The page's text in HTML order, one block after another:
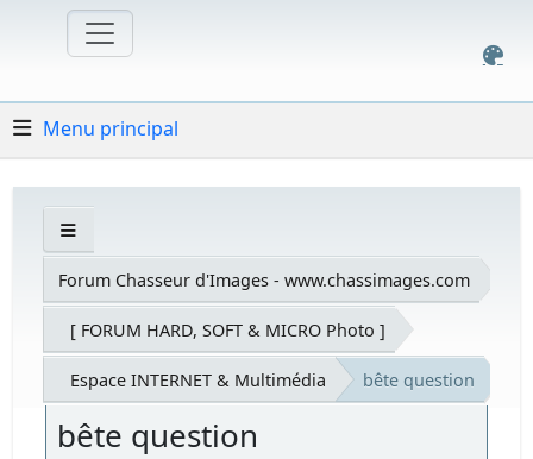
Menu principal
Forum Chasseur d'Images - www.chassimages.com
[ FORUM HARD, SOFT & MICRO Photo ]
Espace INTERNET & Multimédia bête question
bête question